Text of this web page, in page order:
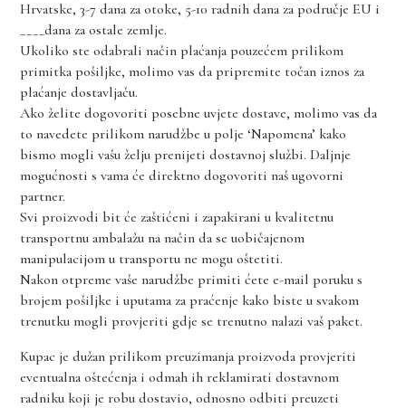
Hrvatske, 3-7 dana za otoke, 5-10 radnih dana za područje EU i
____dana za ostale zemlje.
Ukoliko ste odabrali način plaćanja pouzećem prilikom
primitka pošiljke, molimo vas da pripremite točan iznos za
plaćanje dostavljaču.
Ako želite dogovoriti posebne uvjete dostave, molimo vas da
to navedete prilikom narudžbe u polje ‘Napomena’ kako
bismo mogli vašu želju prenijeti dostavnoj službi. Daljnje
mogućnosti s vama će direktno dogovoriti naš ugovorni
partner.
Svi proizvodi bit će zaštićeni i zapakirani u kvalitetnu
transportnu ambalažu na način da se uobičajenom
manipulacijom u transportu ne mogu oštetiti.
Nakon otpreme vaše narudžbe primiti ćete e-mail poruku s
brojem pošiljke i uputama za praćenje kako biste u svakom
trenutku mogli provjeriti gdje se trenutno nalazi vaš paket.
Kupac je dužan prilikom preuzimanja proizvoda provjeriti
eventualna oštećenja i odmah ih reklamirati dostavnom
radniku koji je robu dostavio, odnosno odbiti preuzeti